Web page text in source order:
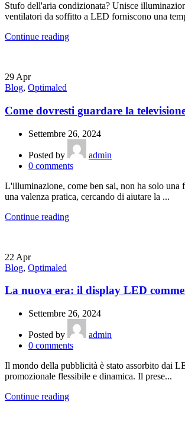
Stufo dell'aria condizionata? Unisce
ventilatori da soffitto a LED forniscono una
Continue reading
29 Apr
Blog, Optimaled
Come dovresti guardare la
Settembre 26, 2024
Posted by
admin
0 comments
L'illuminazione, come ben sai, non ha solo una
una valenza pratica, cercando di aiutare la ...
Continue reading
22 Apr
Blog, Optimaled
La nuova era: il display LED
Settembre 26, 2024
Posted by
admin
0 comments
Il mondo della pubblicità è stato assorbito dai
promozionale flessibile e dinamica. Il prese...
Continue reading